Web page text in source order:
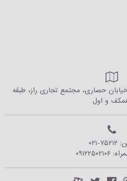
خیابان حصاری، مجتمع تجاری راز، طبقه
و اول
۰۲۱-۷۵۲۱۲
۰۹۱۲۲۵۰۲۱۰۶